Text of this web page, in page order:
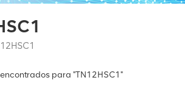
para "TN12HSC1"